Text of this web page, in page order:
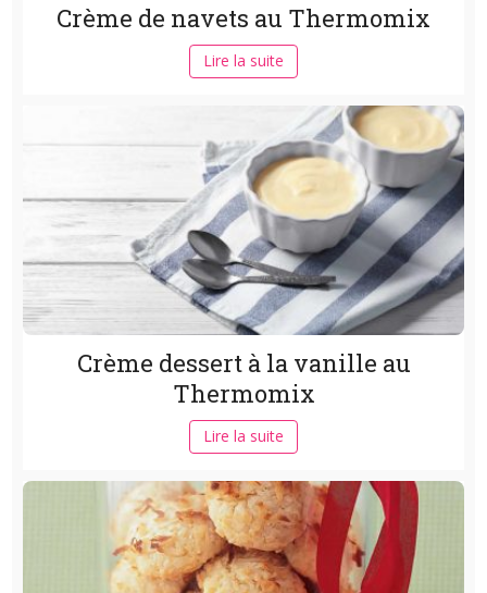
Crème de navets au Thermomix
Lire la suite
Crème dessert à la vanille au
Thermomix
Lire la suite